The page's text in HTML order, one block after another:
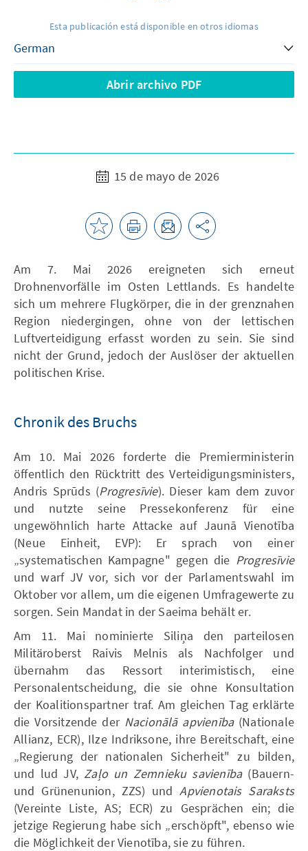
Esta publicación está disponible en otros idiomas
Abrir archivo PDF
15 de mayo de 2026
Am 7. Mai 2026 ereigneten sich erneut
Drohnenvorfälle im Osten Lettlands. Es handelte
sich um mehrere Flugkörper, die in der grenznahen
Region niedergingen, ohne von der lettischen
Luftverteidigung erfasst worden zu sein. Sie sind
nicht der Grund, jedoch der Auslöser der aktuellen
politischen Krise.
Chronik des Bruchs
Am 10. Mai 2026 forderte die Premierministerin
öffentlich den Rücktritt des Verteidigungsministers,
Andris Sprūds (Progresīvie). Dieser kam dem zuvor
und nutzte seine Pressekonferenz für eine
ungewöhnlich harte Attacke auf Jaunā Vienotība
(Neue Einheit, EVP): Er sprach von einer
„systematischen Kampagne" gegen die Progresīvie
und warf JV vor, sich vor der Parlamentswahl im
Oktober vor allem, um die eigenen Umfragewerte zu
sorgen. Sein Mandat in der Saeima behält er.
Am 11. Mai nominierte Siliņa den parteilosen
Militäroberst Raivis Melnis als Nachfolger und
übernahm das Ressort interimistisch, eine
Personalentscheidung, die sie ohne Konsultation
der Koalitionspartner traf. Am gleichen Tag erklärte
die Vorsitzende der Nacionālā apvienība(Nationale
Allianz, ECR), Ilze Indriksone, ihre Bereitschaft, eine
„Regierung der nationalen Sicherheit" zu bilden,
und lud JV, Zaļo un Zemnieku savienība(Bauern-
und Grünenunion, ZZS) undApvienotais Saraksts
(Vereinte Liste, AS; ECR) zu Gesprächen ein; die
jetzige Regierung habe sich „erschöpft", ebenso wie
die Möglichkeit der Vienotība, sie zu führen.